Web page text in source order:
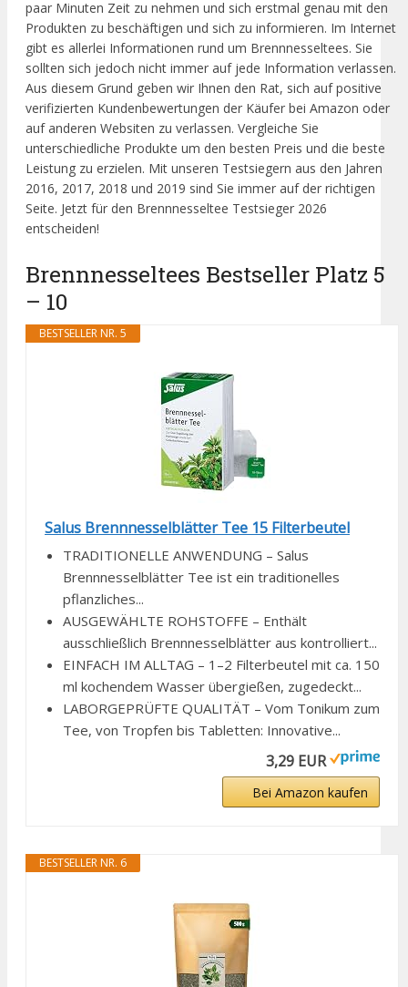
paar Minuten Zeit zu nehmen und sich erstmal genau mit den
Produkten zu beschäftigen und sich zu informieren. Im Internet
gibt es allerlei Informationen rund um Brennnesseltees. Sie
sollten sich jedoch nicht immer auf jede Information verlassen.
Aus diesem Grund geben wir Ihnen den Rat, sich auf positive
verifizierten Kundenbewertungen der Käufer bei Amazon oder
auf anderen Websiten zu verlassen. Vergleiche Sie
unterschiedliche Produkte um den besten Preis und die beste
Leistung zu erzielen. Mit unseren Testsiegern aus den Jahren
2016, 2017, 2018 und 2019 sind Sie immer auf der richtigen
Seite. Jetzt für den Brennnesseltee Testsieger 2026
entscheiden!
Brennnesseltees Bestseller Platz 5
– 10
BESTSELLER NR. 5
Salus Brennnesselblätter Tee 15 Filterbeutel
TRADITIONELLE ANWENDUNG – Salus
Brennnesselblätter Tee ist ein traditionelles
pflanzliches...
AUSGEWÄHLTE ROHSTOFFE – Enthält
ausschließlich Brennnesselblätter aus kontrolliert...
EINFACH IM ALLTAG – 1–2 Filterbeutel mit ca. 150
ml kochendem Wasser übergießen, zugedeckt...
LABORGEPRÜFTE QUALITÄT – Vom Tonikum zum
Tee, von Tropfen bis Tabletten: Innovative...
3,29 EUR
Bei Amazon kaufen
BESTSELLER NR. 6